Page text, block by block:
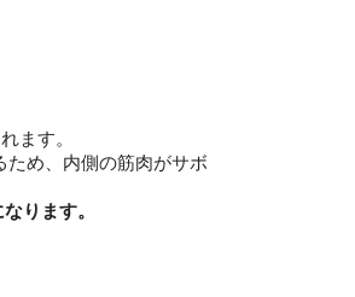
ます。
め、内側の筋肉がサボ
ります。